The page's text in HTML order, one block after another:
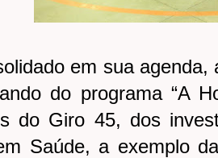
em sua agenda,
do programa “A
do Giro 45, dos
Saúde, a exemplo